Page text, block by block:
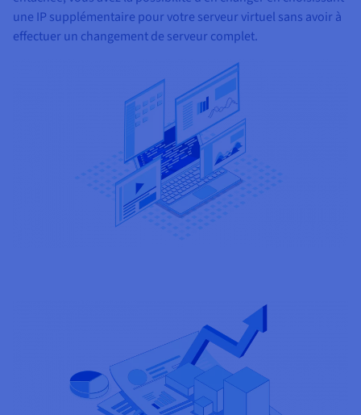
une IP supplémentaire pour votre serveur virtuel sans avoir à
effectuer un changement de serveur complet.